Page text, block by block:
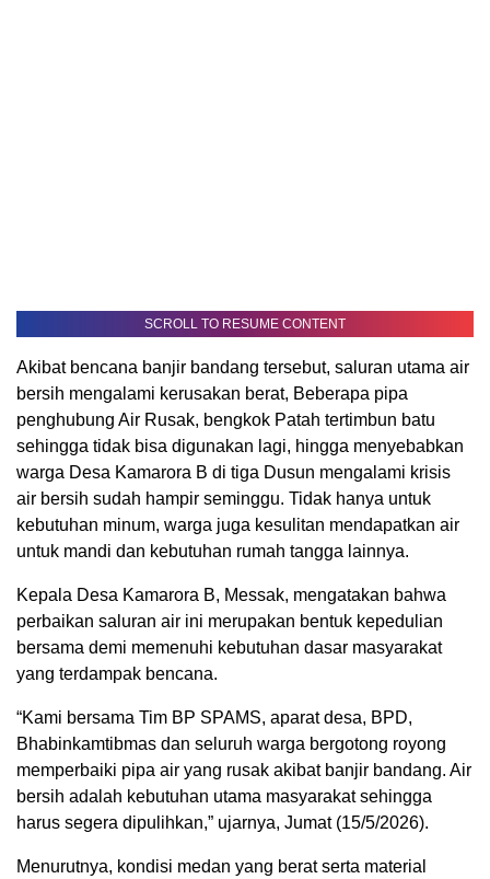
SCROLL TO RESUME CONTENT
Akibat bencana banjir bandang tersebut, saluran utama air
bersih mengalami kerusakan berat, Beberapa pipa
penghubung Air Rusak, bengkok Patah tertimbun batu
sehingga tidak bisa digunakan lagi, hingga menyebabkan
warga Desa Kamarora B di tiga Dusun mengalami krisis
air bersih sudah hampir seminggu. Tidak hanya untuk
kebutuhan minum, warga juga kesulitan mendapatkan air
untuk mandi dan kebutuhan rumah tangga lainnya.
Kepala Desa Kamarora B, Messak, mengatakan bahwa
perbaikan saluran air ini merupakan bentuk kepedulian
bersama demi memenuhi kebutuhan dasar masyarakat
yang terdampak bencana.
“Kami bersama Tim BP SPAMS, aparat desa, BPD,
Bhabinkamtibmas dan seluruh warga bergotong royong
memperbaiki pipa air yang rusak akibat banjir bandang. Air
bersih adalah kebutuhan utama masyarakat sehingga
harus segera dipulihkan,” ujarnya, Jumat (15/5/2026).
Menurutnya, kondisi medan yang berat serta material